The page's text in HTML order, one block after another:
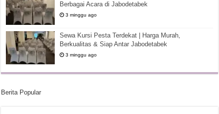
Berbagai Acara di Jabodetabek
3 minggu ago
Sewa Kursi Pesta Terdekat | Harga Murah,
Berkualitas & Siap Antar Jabodetabek
3 minggu ago
Berita Popular